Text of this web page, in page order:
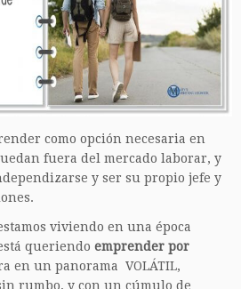
como opción necesaria en
fuera del mercado laborar, y
y ser su propio jefe y
viviendo en una época
queriendo emprender por
en un panorama VOLÁTIL,
sin rumbo, y con un cúmulo de